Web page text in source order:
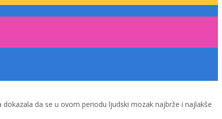
dokazala da se u ovom periodu ljudski mozak najbrže i najlakše